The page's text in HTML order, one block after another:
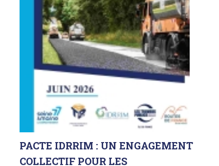
PACTE IDRRIM : UN ENGAGEMENT
COLLECTIF POUR LES